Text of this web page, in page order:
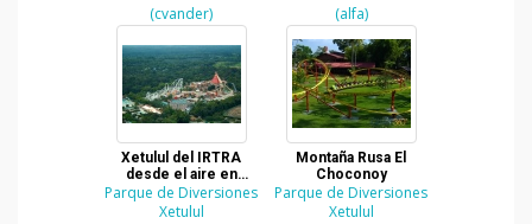
(cvander)
(alfa)
Xetulul del IRTRA
desde el aire en
Retalhuleu
Parque de Diversiones
Xetulul
Montaña Rusa El
Choconoy
Parque de Diversiones
Xetulul